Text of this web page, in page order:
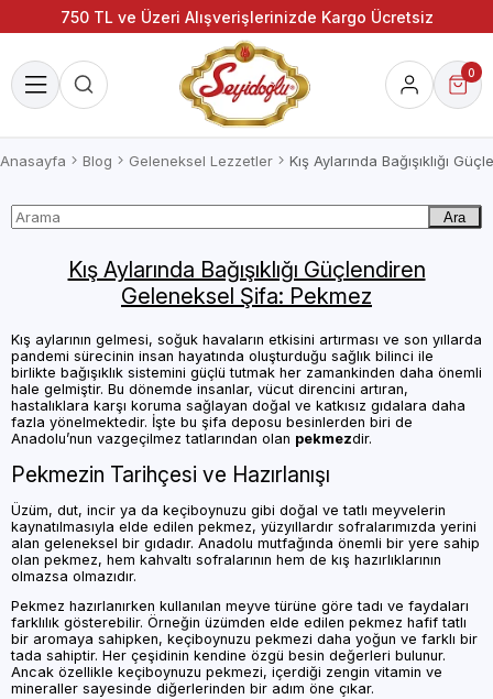
750 TL ve Üzeri Alışverişlerinizde Kargo Ücretsiz
0
Anasayfa Blog Geleneksel Lezzetler
Ara
Kış Aylarında Bağışıklığı Güçlendiren
Geleneksel Şifa: Pekmez
Kış aylarının gelmesi, soğuk havaların etkisini artırması ve son yıllarda
pandemi sürecinin insan hayatında oluşturduğu sağlık bilinci ile
birlikte bağışıklık sistemini güçlü tutmak her zamankinden daha önemli
hale gelmiştir. Bu dönemde insanlar, vücut direncini artıran,
hastalıklara karşı koruma sağlayan doğal ve katkısız gıdalara daha
fazla yönelmektedir. İşte bu şifa deposu besinlerden biri de
Anadolu’nun vazgeçilmez tatlarından olan pekmezdir.
Pekmezin Tarihçesi ve Hazırlanışı
Üzüm, dut, incir ya da keçiboynuzu gibi doğal ve tatlı meyvelerin
kaynatılmasıyla elde edilen pekmez, yüzyıllardır sofralarımızda yerini
alan geleneksel bir gıdadır. Anadolu mutfağında önemli bir yere sahip
olan pekmez, hem kahvaltı sofralarının hem de kış hazırlıklarının
olmazsa olmazıdır.
Pekmez hazırlanırken kullanılan meyve türüne göre tadı ve faydaları
farklılık gösterebilir. Örneğin üzümden elde edilen pekmez hafif tatlı
bir aromaya sahipken, keçiboynuzu pekmezi daha yoğun ve farklı bir
tada sahiptir. Her çeşidinin kendine özgü besin değerleri bulunur.
Ancak özellikle keçiboynuzu pekmezi, içerdiği zengin vitamin ve
mineraller sayesinde diğerlerinden bir adım öne çıkar.